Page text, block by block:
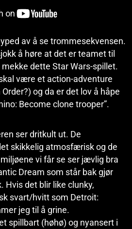
av å se trommesekvensen.
å høre at det er teamet til
dette Star Wars-spillet.
være et action-adventure
og da er det lov å håpe
Become clone trooper”.
ser dritkult ut. De
skikkelig atmosfærisk og de
vi får se ser jævlig bra
Dream som står bak gjør
Hvis det blir like clunky,
svart/hvitt som Detroit:
jeg til å grine.
spillbart (høhø) og nyansert i